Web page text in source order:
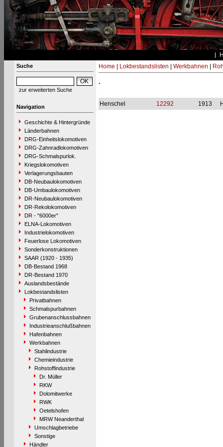
Suche
zur erweiterten Suche
Navigation
Geschichte & Hintergründe
Länderbahnen
DRG-Einheitslokomotiven
DRG-Zahnradlokomotiven
DRG-Schmalspurlok.
Kriegslokomotiven
Verlagerungsbauten
DB-Neubaulokomotiven
DB-Umbaulokomotiven
DR-Neubaulokomotiven
DR-Rekolokomotiven
DR - "6000er"
ELNA-Lokomotiven
Industrielokomotiven
Feuerlose Lokomotiven
Sonderkonstruktionen
SAAR (1920 - 1935)
DB-Bestand 1968
DR-Bestand 1970
Auslandsbestände
Lokbestandslisten
Privatbahnen
Schmalspurbahnen
Grubenanschlussbahnen
Industrieanschlußbahnen
Hafenbahnen
Werkbahnen
Stahlindustrie
Chemieindustrie
Rohstoffindustrie
Dr. Müller
RKW
Dolomitwerke
RWK
Oetelshofen
MRW Neanderthal
Umschlagbetriebe
Sonstige
Händler
Home Lokbestandslisten Werkbahnen
.
Henschel 12292 1913